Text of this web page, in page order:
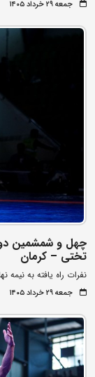
جمعه ۲۹ خرداد ۱۴۰۵
چهل و شمشمین
تختی – کرمان
نفرات راه یافته به
جمعه ۲۹ خرداد ۱۴۰۵